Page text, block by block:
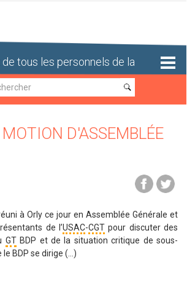
tous les personnels de la
Recherche
MOTION D'ASSEMBLÉE
réuni à Orly ce jour en Assemblée Générale et
de l’USAC-CGTpour discuter des
GTBDP et de la situation critique de sous-
BDP se dirige (...)